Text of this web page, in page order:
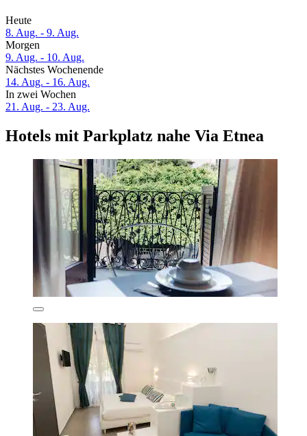
Heute
8. Aug. - 9. Aug.
Morgen
9. Aug. - 10. Aug.
Nächstes Wochenende
14. Aug. - 16. Aug.
In zwei Wochen
21. Aug. - 23. Aug.
Hotels mit Parkplatz nahe Via Etnea